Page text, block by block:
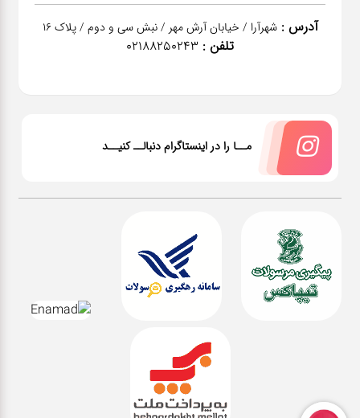
آدرس : شهرآرا / خیابان آرش مهر / نبش سی و دوم / پلاک 16
تلفن : 02188250243
مــا را در اینستاگرام دنبالــ کنیــد